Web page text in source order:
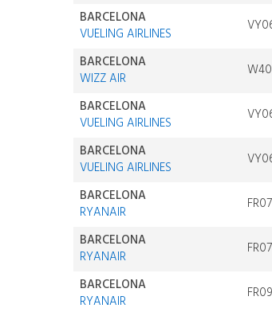
BARCELONA
VUELING AIRLINES
BARCELONA
WIZZ AIR
BARCELONA
VUELING AIRLINES
BARCELONA
VUELING AIRLINES
BARCELONA
RYANAIR
BARCELONA
RYANAIR
BARCELONA
RYANAIR